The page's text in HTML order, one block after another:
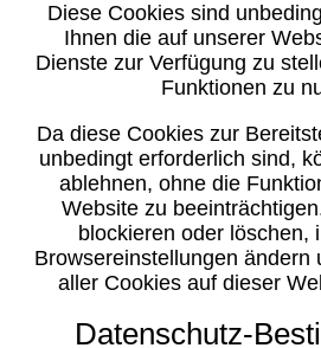
Diese Cookies sind
Ihnen die auf unserer
Dienste zur Verfügung zu
Funktionen zu
Da diese Cookies zur
unbedingt erforderlich sind,
ablehnen, ohne die
Website zu
blockieren oder löschen,
Browsereinstellungen ändern
aller Cookies auf dieser
Datenschutz-